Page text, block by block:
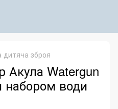
дитяча зброя
Акула Watergun
набором води